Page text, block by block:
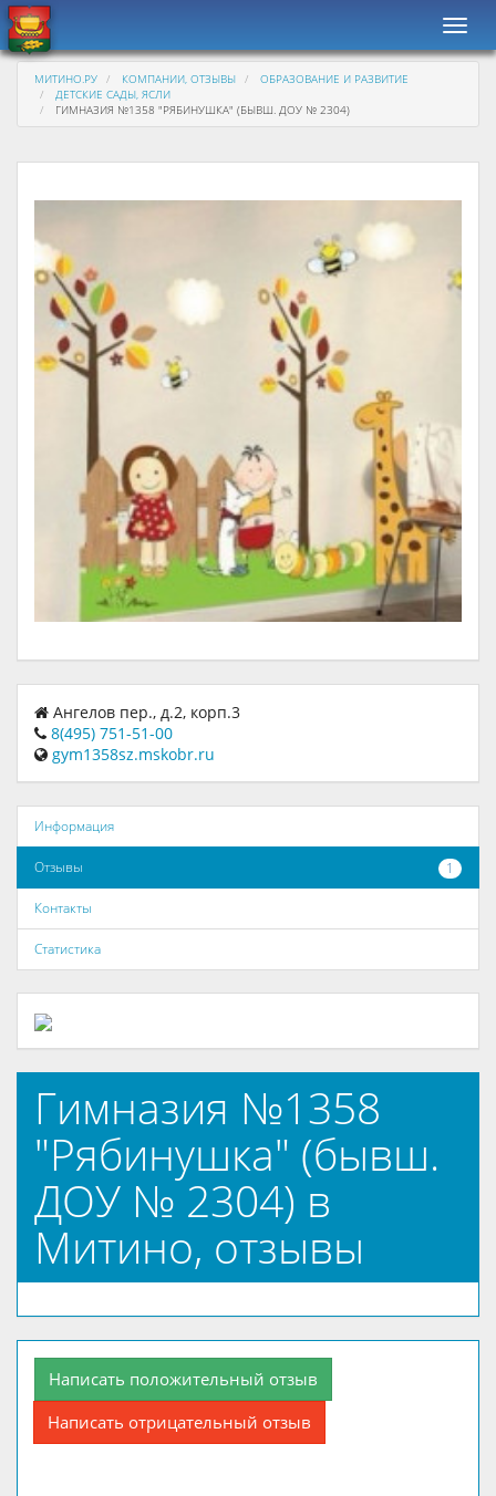
МИТИНО.РУ КОМПАНИИ, ОТЗЫВЫ
ОБРАЗОВАНИЕ И РАЗВИТИЕ
ДЕТСКИЕ САДЫ, ЯСЛИ
ГИМНАЗИЯ №1358 "РЯБИНУШКА" (БЫВШ. ДОУ № 2304)
Ангелов пер., д.2, корп.3
8(495) 751-51-00
gym1358sz.mskobr.ru
Информация
1
Отзывы
Контакты
Статистика
Гимназия №1358
"Рябинушка" (бывш.
ДОУ № 2304) в
Митино, отзывы
Написать положительный отзыв
Написать отрицательный отзыв